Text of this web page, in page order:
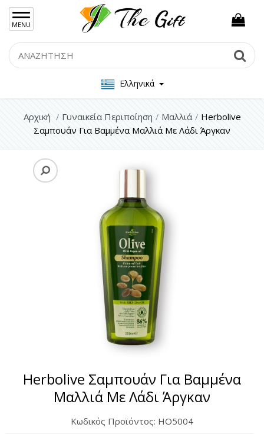
MENU
Ελληνικά
Αρχική Γυναικεία Περιποίηση Μαλλιά
Herbolive
Σαμπουάν Για Βαμμένα Μαλλιά Με Λάδι Άργκαν
×
Γυναικείες Τσάντες
Ανδρικές Τσάντες
Γυναικεία Κοσμήματα Ασήμι 925
Γυναικεία Κοσμήματα Ατσάλι
Σετ Δώρου
Γυναικεία Περιποίηση
Herbolive Σαμπουάν Για Βαμμένα
Μαλλιά Με Λάδι Άργκαν
Κωδικός Προϊόντος: HO5004